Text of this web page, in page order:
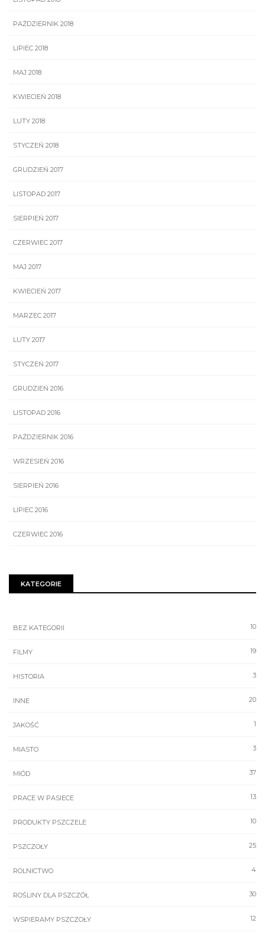
PAŹDZIERNIK 2018
LIPIEC 2018
MAJ 2018
KWIECIEŃ 2018
LUTY 2018
STYCZEŃ 2018
GRUDZIEŃ 2017
LISTOPAD 2017
SIERPIEŃ 2017
CZERWIEC 2017
MAJ 2017
KWIECIEŃ 2017
MARZEC 2017
LUTY 2017
STYCZEŃ 2017
GRUDZIEŃ 2016
LISTOPAD 2016
PAŹDZIERNIK 2016
WRZESIEŃ 2016
SIERPIEŃ 2016
LIPIEC 2016
CZERWIEC 2016
KATEGORIE
10
BEZ KATEGORII
19
FILMY
3
HISTORIA
20
INNE
1
JAKOŚĆ
3
MIASTO
37
MIÓD
13
PRACE W PASIECE
10
PRODUKTY PSZCZELE
25
PSZCZOŁY
4
ROLNICTWO
30
ROŚLINY DLA PSZCZÓŁ
12
WSPIERAMY PSZCZOŁY